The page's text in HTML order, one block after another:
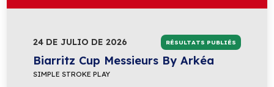
24 DE JULIO DE 2026 RÉSULTATS PUBLIÉS
Biarritz Cup Messieurs By Arkéa
SIMPLE STROKE PLAY